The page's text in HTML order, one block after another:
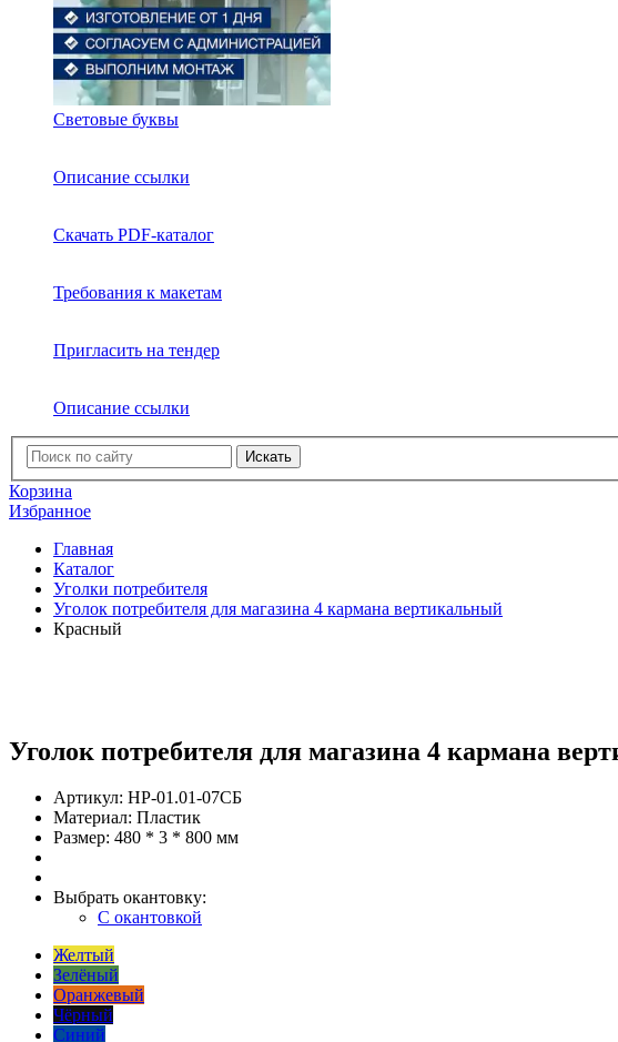
Световые буквы
Описание ссылки
Скачать PDF-каталог
Требования к макетам
Пригласить на тендер
Описание ссылки
Искать
Корзина
Избранное
Главная
Каталог
Уголки потребителя
Уголок потребителя для магазина 4 кармана вертикальный
Красный
Уголок потребителя для магазина 4 кармана
Артикул: НР-01.01-07СБ
Материал: Пластик
Размер: 480 * 3 * 800 мм
Выбрать окантовку:
С окантовкой
Желтый
Зелёный
Оранжевый
Чёрный
Синий